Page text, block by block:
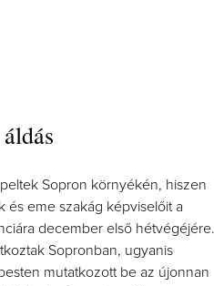
Sopron környékén, hiszen
és eme szakág képviselőit a
december első hétvégéjére.
Sopronban, ugyanis
mutatkozott be az újonnan